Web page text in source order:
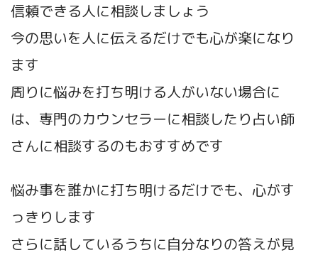
信頼できる人に相談しましょう
今の思いを人に伝えるだけでも心が楽になり
ます
周りに悩みを打ち明ける人がいない場合に
は、専門のカウンセラーに相談したり占い師
さんに相談するのもおすすめです
悩み事を誰かに打ち明けるだけでも、心がす
っきりします
さらに話しているうちに自分なりの答えが見